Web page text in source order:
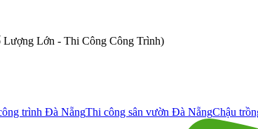
Lượng Lớn - Thi Công Công Trình)
trình Đà NẵngThi công sân vườn Đà NẵngChậu